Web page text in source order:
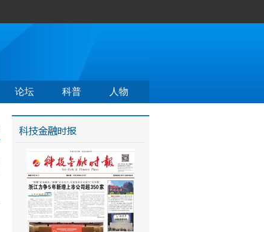
论坛 科普 人物